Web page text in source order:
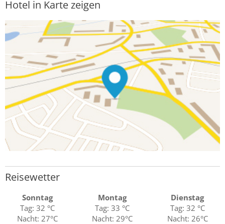
Hotel in Karte zeigen
Reisewetter
Sonntag
Tag: 32 °C
Nacht: 27°C
Montag
Tag: 33 °C
Nacht: 29°C
Dienstag
Tag: 32 °C
Nacht: 26°C